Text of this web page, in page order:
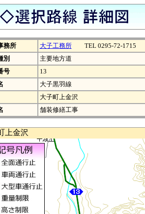
務所 大子工務所TEL 0295-72-1715
別
主要地方道
号
13
大子黒羽線
大子町上金沢
舗装修繕工事
上金沢